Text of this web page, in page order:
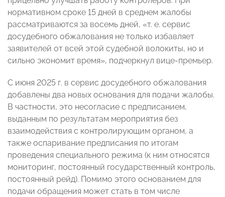
нормативном сроке 15 дней в среднем жалобы
рассматриваются за восемь дней, «т. е. сервис
досудебного обжалования не только избавляет
заявителей от всей этой судебной волокиты, но и
сильно экономит время», подчеркнул вице-премьер.
С июня 2025 г. в сервис досудебного обжалования
добавлены два новых основания для подачи жалобы.
В частности, это несогласие с предписанием,
выданным по результатам мероприятия без
взаимодействия с контролирующим органом, а
также оспаривание предписания по итогам
проведения специального режима (к ним относятся
мониторинг, постоянный государственный контроль,
постоянный рейд). Помимо этого основанием для
подачи обращения может стать в том числе